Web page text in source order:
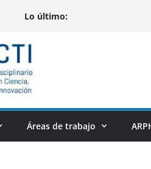
Lo último:
Áreas de trabajo